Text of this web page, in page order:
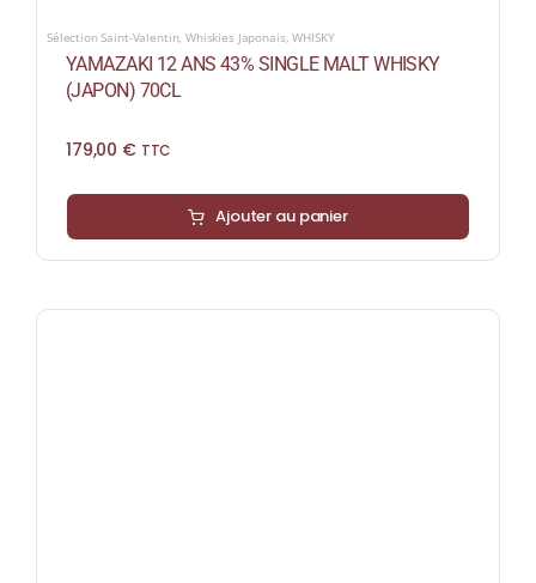
Sélection Saint-Valentin,Whiskies Japonais,WHISKY
YAMAZAKI 12 ANS 43% SINGLE MALT WHISKY
(JAPON) 70CL
179,00 € TTC
Ajouter au panier